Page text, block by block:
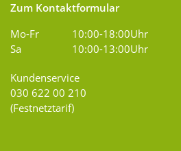
Zum Kontaktformular
Mo-Fr
10:00-18:00Uhr
Sa
10:00-13:00Uhr
Kundenservice
030 622 00 210
(Festnetztarif)